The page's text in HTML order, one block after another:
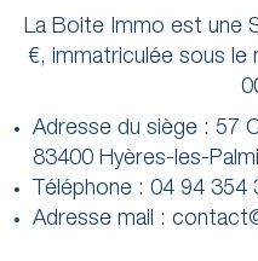
La Boite Immo est une
€, immatriculée sous le
Adresse du siège : 57
83400 Hyères-les-
Téléphone : 04 94 354
Adresse mail :